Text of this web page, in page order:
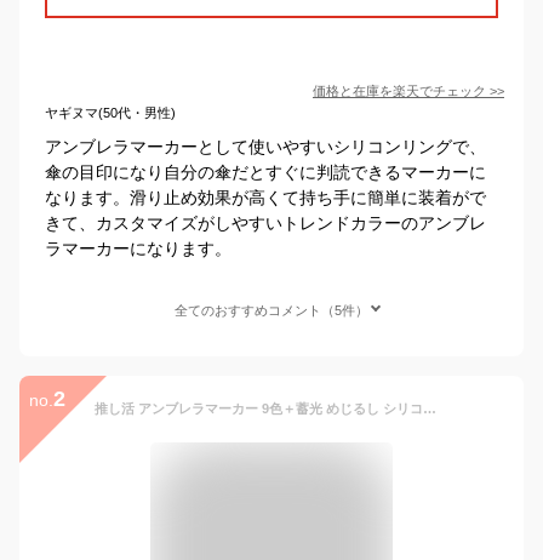
価格と在庫を楽天でチェック >>
ヤギヌマ(50代・男性)
アンブレラマーカーとして使いやすいシリコンリングで、
傘の目印になり自分の傘だとすぐに判読できるマーカーに
なります。滑り止め効果が高くて持ち手に簡単に装着がで
きて、カスタマイズがしやすいトレンドカラーのアンブレ
ラマーカーになります。
全てのおすすめコメント（5件）
no. 2 推し活 アンブレラマーカー 9色＋蓄光 めじるし シリコンリング ゴム 傘 杖 リップ マーカー 傘マーカー ハンドメイド 目印 パーツ 傘の持ち手 チャーム カニカン マルカン グリップ カバー おしゃれ 滑り止め ホルダー 携帯 ネームタグ マーク ストラップ 金具